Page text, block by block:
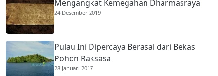
Mengangkat Kemegahan Dharmasraya
24 Desember 2019
Pulau Ini Dipercaya Berasal dari Bekas
Pohon Raksasa
28 Januari 2017